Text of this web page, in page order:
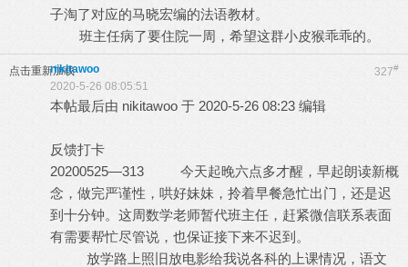
子淘了对应的马晓宏编的法语教材。
班主任病了要住院一周，希望这群小皮猴乖乖的。
点击重新加载 327#
nikitawoo
2020-5-26 08:05:51
本帖最后由 nikitawoo 于 2020-5-26 08:23 编辑
反馈打卡
20200525—313 今天起晚六点多才醒，早起朗读新概
念，做完严谨性，哄好妹妹，拎着早餐急忙出门，还是迟
到十分钟。这周数学老师暂代班主任，赶紧微信联系表面
有需要帮忙尽管说，也保证接下来不迟到。
放学路上照旧放电影给我说各科的上课情况，语文